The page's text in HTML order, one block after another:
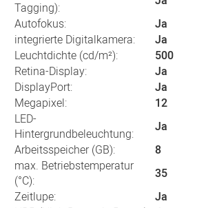
Tagging):
Autofokus:
Ja
integrierte Digitalkamera:
Ja
Leuchtdichte (cd/m²):
500
Retina-Display:
Ja
DisplayPort:
Ja
Megapixel:
12
LED-
Hintergrundbeleuchtung:
Ja
Arbeitsspeicher (GB):
8
max. Betriebstemperatur
(°C):
35
Zeitlupe:
Ja